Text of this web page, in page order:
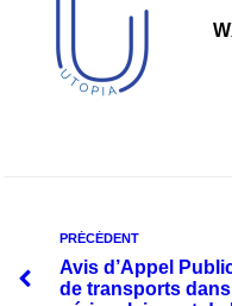
PRÉCÉDENT
Avis d’Appel
de transports